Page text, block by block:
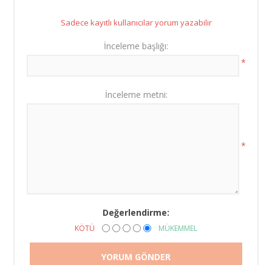
Sadece kayıtlı kullanıcılar yorum yazabilir
İnceleme başlığı:
*
İnceleme metni:
*
Değerlendirme:
KÖTÜ MÜKEMMEL